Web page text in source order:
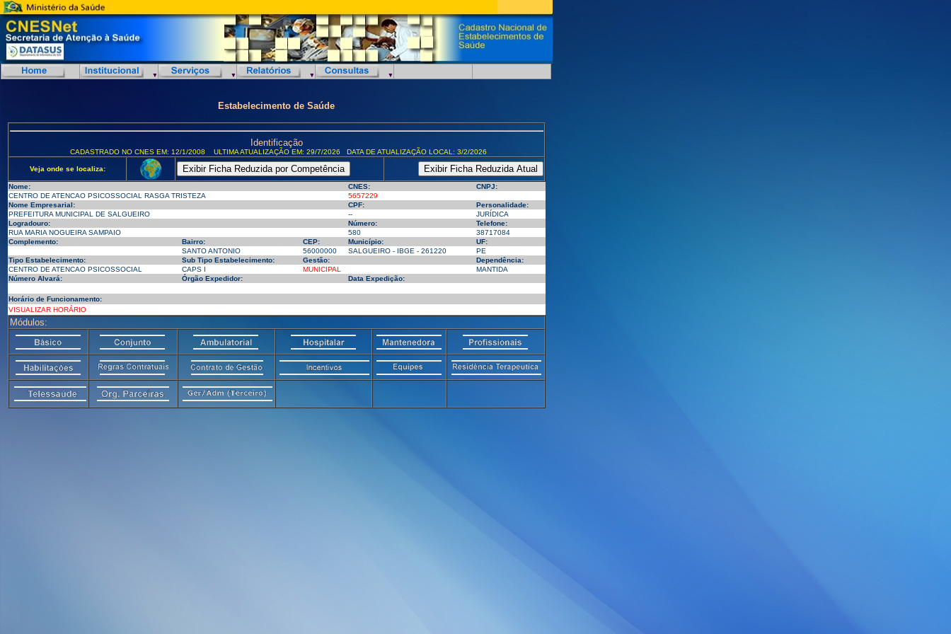
Estabelecimento de Saúde
Identificação
CADASTRADO NO CNES EM: 12/1/2008 ULTIMA ATUALIZAÇÃO EM: 29/7/2026 DATA DE ATUALIZAÇÃO LOCAL: 3/2/2026
Veja onde se localiza:
Nome: CNES:
CNPJ:
CENTRO DE ATENCAO PSICOSSOCIAL RASGA TRISTEZA
5657229
Nome Empresarial:
CPF:
Personalidade:
PREFEITURA MUNICIPAL DE SALGUEIRO
--
JURÍDICA
Logradouro:
Número:
Telefone:
RUA MARIA NOGUEIRA SAMPAIO
580
38717084
Complemento:
Bairro: CEP: Município:
UF:
SANTO ANTONIO
56000000 SALGUEIRO - IBGE - 261220
PE
Tipo Estabelecimento:
Sub Tipo Estabelecimento: Gestão:
Dependência:
CENTRO DE ATENCAO PSICOSSOCIAL
CAPS I MUNICIPAL
MANTIDA
Número Alvará:
Órgão Expedidor: Data Expedição:
Horário de Funcionamento:
VISUALIZAR HORÁRIO
Módulos: